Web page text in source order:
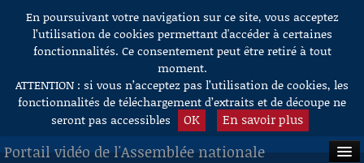
Aller au contenu
En poursuivant votre navigation sur ce site, vous acceptez
l’utilisation de cookies permettant d'accéder à certaines
fonctionnalités. Ce consentement peut être retiré à tout
moment.
ATTENTION : si vous n’acceptez pas l’utilisation de cookies, les
fonctionnalités de téléchargement d’extraits et de découpe ne
seront pas accessibles
OK En savoir plus
Portail vidéo de l'Assemblée nationale